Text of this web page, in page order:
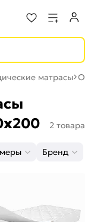
матрасы
2 товара
Бренд